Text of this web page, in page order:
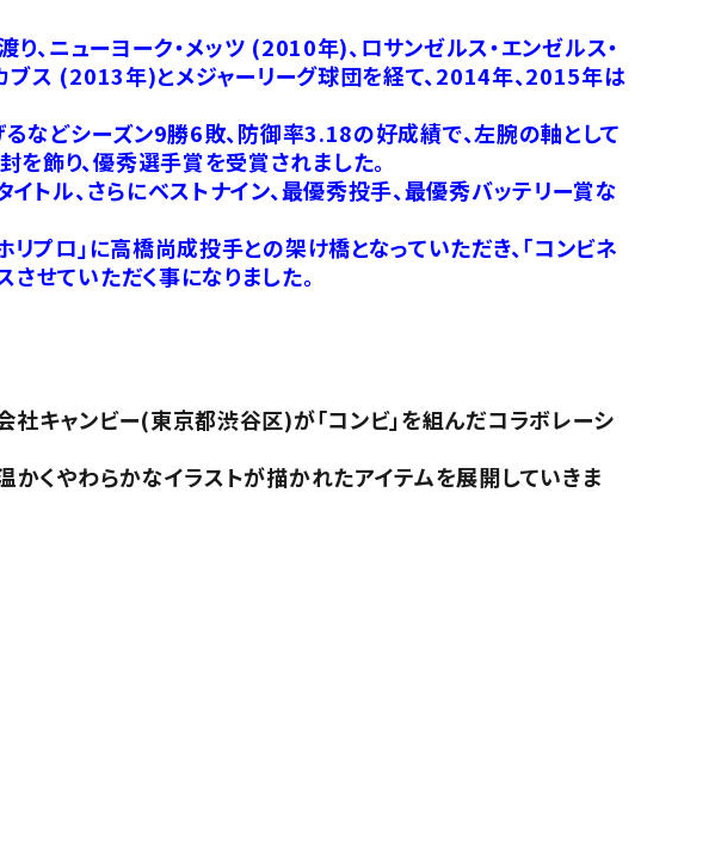
ニューヨーク・メッツ (2010年)、ロサンゼルス・エンゼルス・
ブス (2013年)とメジャーリーグ球団を経て、2014年、2015年は
などシーズン9勝6敗、防御率3.18の好成績で、左腕の軸として
飾り、優秀選手賞を受賞されました。
ル、さらにベストナイン、最優秀投手、最優秀バッテリー賞な
プロ」に高橋尚成投手との架け橋となっていただき、「コンビネ
せていただく事になりました。
社キャンビー(東京都渋谷区)が「コンビ」を組んだコラボレーシ
かくやわらかなイラストが描かれたアイテムを展開していきま